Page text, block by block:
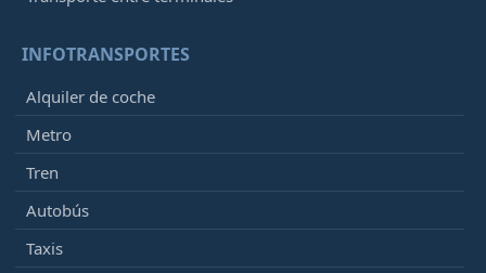
INFOTRANSPORTES
Alquiler de coche
Metro
Tren
Autobús
Taxis